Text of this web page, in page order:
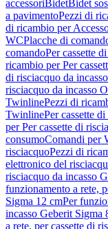
accessoriBidetBidet
a pavimentoPezzi di
di ricambio per
WCPlacche di
comandoPer cassette
ricambio per Per
di risciacquo da
risciacquo da incasso
TwinlinePezzi di
TwinlinePer cassette
per Per cassette di
consumoComandi per
risciacquoPezzi di
elettronico del
risciacquo da incasso
funzionamento a rete,
Sigma 12 cmPer
incasso Geberit Sigma
a rete, per cassette di